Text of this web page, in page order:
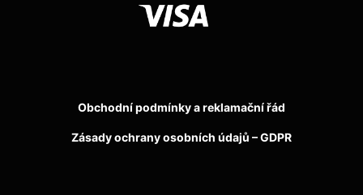
Obchodní podmínky a reklamační řád
Zásady ochrany osobních údajů – GDPR